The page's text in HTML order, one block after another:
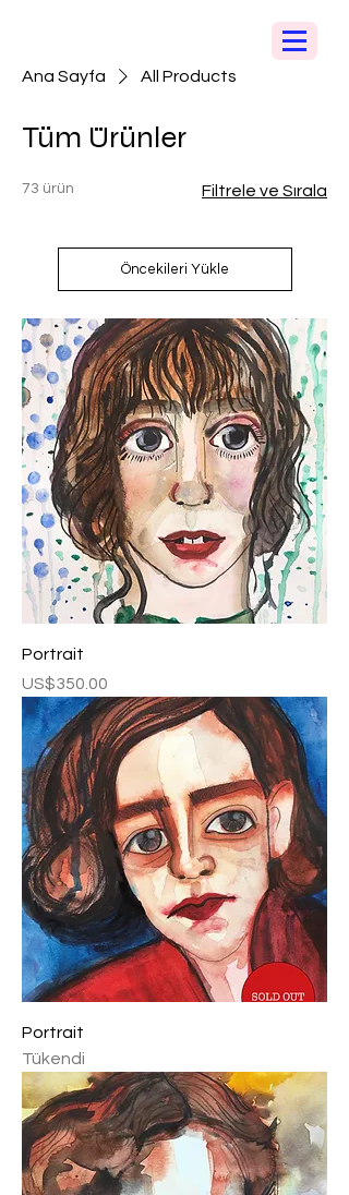
Ana Sayfa All Products
Tüm Ürünler
73 ürün Filtrele ve Sırala
Öncekileri Yükle
Portrait
Fiyat
US$350.00
Portrait
Tükendi